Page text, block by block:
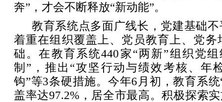
奔”，才会不断释放“新动能”。
教育系统点多面广线长，党建基础
着重在组织覆盖上、党员教育上、党务
础。在教育系统440家“两新”组织党
制”，推出“攻坚行动与绩效考核、年
钩”等3条硬措施。今年6月初，教育系
盖率达97.2%，居全市最高。积极探索